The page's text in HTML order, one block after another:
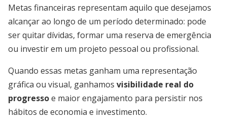
Metas financeiras representam aquilo que desejamos
alcançar ao longo de um período determinado: pode
ser quitar dívidas, formar uma reserva de emergência
ou investir em um projeto pessoal ou profissional.
Quando essas metas ganham uma representação
gráfica ou visual, ganhamos visibilidade real do
progressoe maior engajamento para persistir nos
hábitos de economia e investimento.